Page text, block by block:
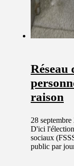
Réseau
raison
28 septembre
D'ici
sociaux
public par